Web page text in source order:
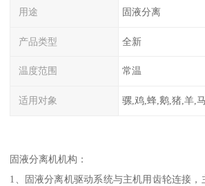
用途 固液分离
产品类型 全新
温度范围 常温
适用对象
固液分离机机构：
1、固液分离机驱动系统与主机用齿轮连接